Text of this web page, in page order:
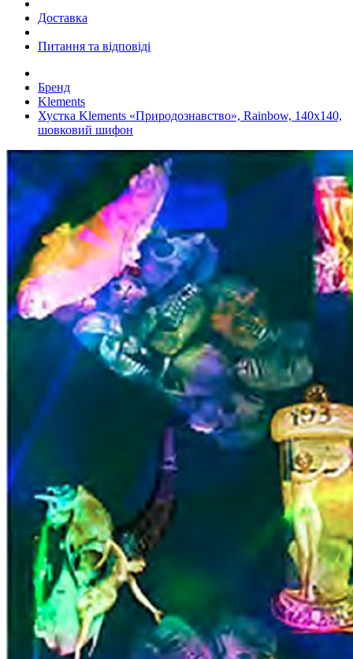
Доставка
Питання та відповіді
Бренд
Klements
Хустка Klements «Природознавство», Rainbow, 140x140,
шовковий шифон